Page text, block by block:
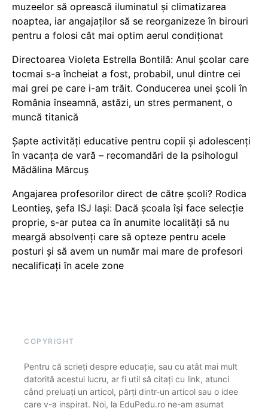
muzeelor să oprească iluminatul și climatizarea
noaptea, iar angajaților să se reorganizeze în birouri
pentru a folosi cât mai optim aerul condiționat
Directoarea Violeta Estrella Bontilă: Anul școlar care
tocmai s-a încheiat a fost, probabil, unul dintre cei
mai grei pe care i-am trăit. Conducerea unei școli în
România înseamnă, astăzi, un stres permanent, o
muncă titanică
Șapte activități educative pentru copii și adolescenți
în vacanța de vară – recomandări de la psihologul
Mădălina Mărcuș
Angajarea profesorilor direct de către școli? Rodica
Leontieș, șefa ISJ Iași: Dacă școala își face selecție
proprie, s-ar putea ca în anumite localități să nu
meargă absolvenți care să opteze pentru acele
posturi și să avem un număr mai mare de profesori
necalificați în acele zone
COPYRIGHT
Pentru că scrieți despre educație, sau cu atât mai mult
datorită acestui lucru, ar fi util să citați cu link, atunci
când preluați un articol, părți dintr-un articol sau o idee
care v-a inspirat. Noi, la EduPedu.ro ne-am asumat